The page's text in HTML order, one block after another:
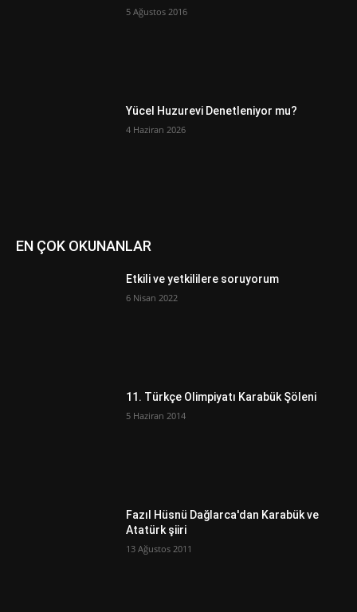
5 Ağustos 2016
Yücel Huzurevi Denetleniyor mu?
4 Haziran 2026
EN ÇOK OKUNANLAR
Etkili ve yetkililere soruyorum
6 Nisan 2022
11. Türkçe Olimpiyatı Karabük Şöleni
5 Haziran 2014
Fazıl Hüsnü Dağlarca'dan Karabük ve
Atatürk şiiri
13 Ağustos 2011